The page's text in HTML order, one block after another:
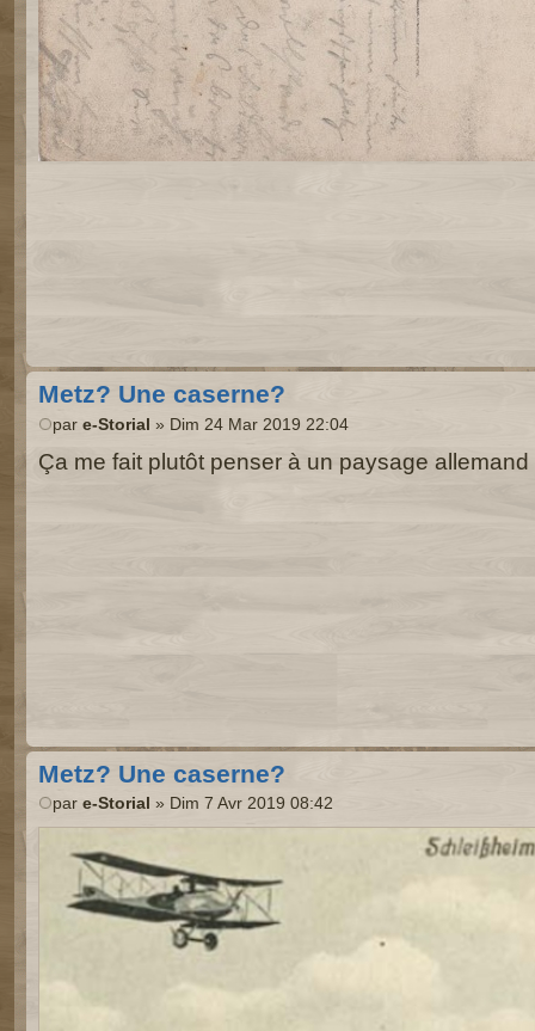
Metz? Une caserne?
par e-Storial » Dim 24 Mar 2019 22:04
Ça me fait plutôt penser à un paysage
Metz? Une caserne?
par e-Storial » Dim 7 Avr 2019 08:42